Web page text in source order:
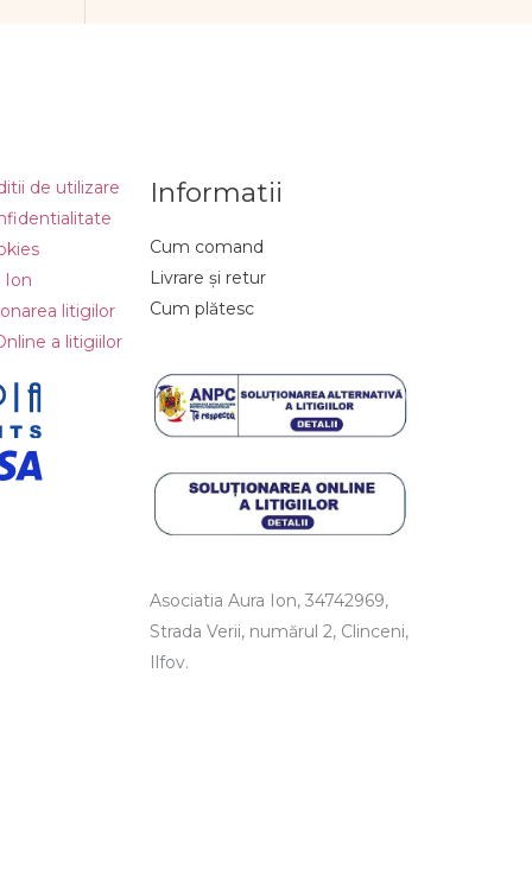
de utilizare
Ion
litigilor
a litigiilor
Informatii
Cum comand
Livrare și retur
Cum plătesc
Asociatia Aura Ion, 34742969,
Strada Verii, numărul 2, Clinceni,
Ilfov.